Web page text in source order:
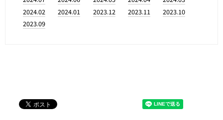
2024.02
2024.01 2023.12 2023.11
2023.10
2023.09